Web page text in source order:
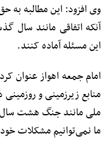
وی افزود: این مطالبه به
آنکه اتفاقی مانند سال
این مسئله آماده کنند.
امام جمعه اهواز عنوان
منابع زیرزمینی و
ملی مانند جنگ هشت سال
ما نمی‌توانیم مشکلات